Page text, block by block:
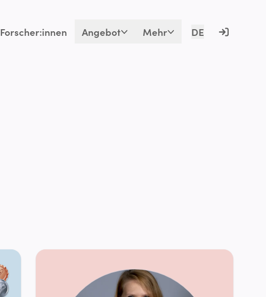
Forscher:innen Angebot Mehr DE